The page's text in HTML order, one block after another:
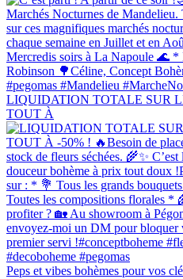
LIQUIDATION TOTALE SUR
TOUT À
Peps et vibes bohèmes pour vos